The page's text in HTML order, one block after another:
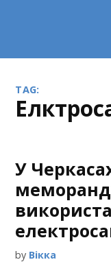
TAG:
У
by Вікка